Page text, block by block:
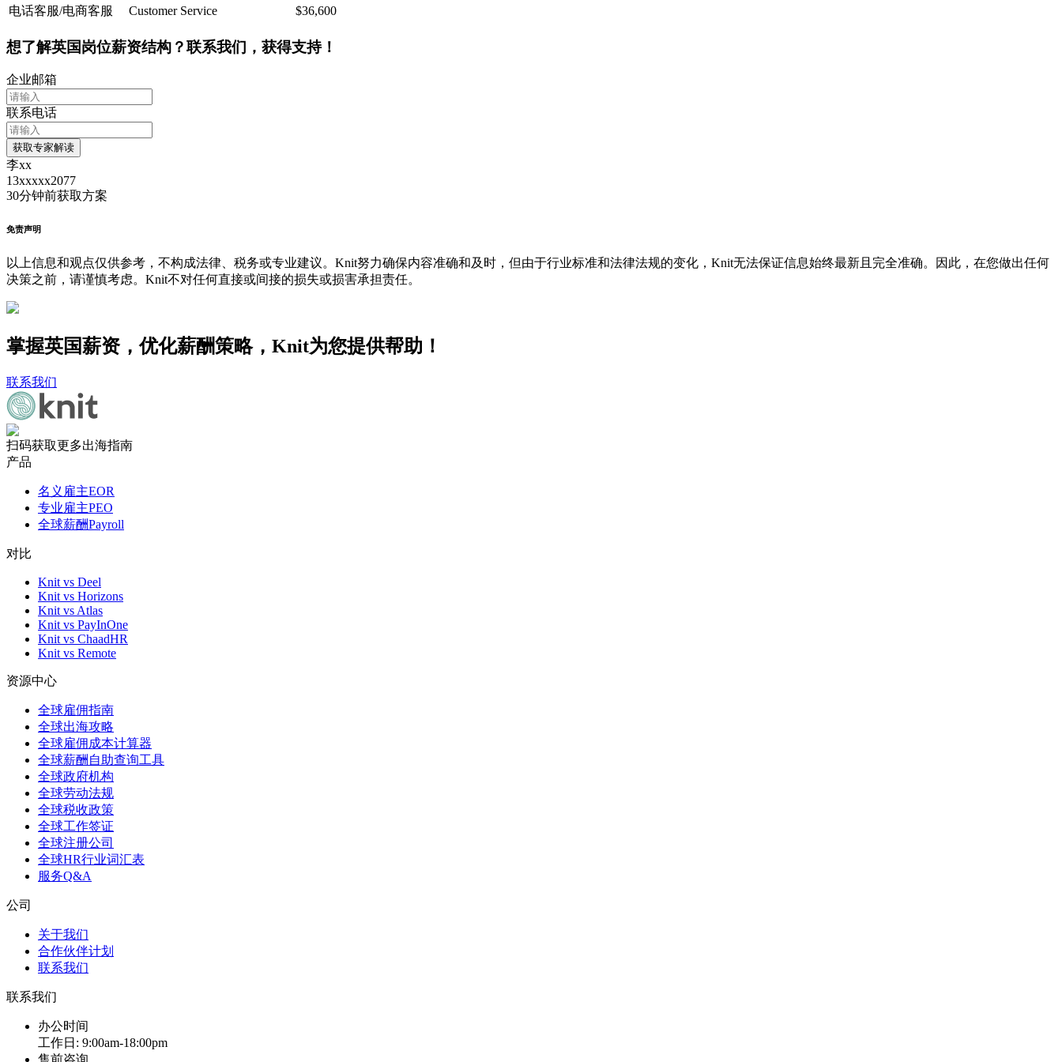
电话客服/电商客服 Customer Service $36,600
想了解英国岗位薪资结构？联系我们，获得支持！
企业邮箱
联系电话
获取专家解读
李xx
13xxxxx2077
30分钟前获取方案
免责声明
以上信息和观点仅供参考，不构成法律、税务或专业建议。Knit努力确保内容准确和及时，但由于行业标准和法律法规的变化，Knit无法保证信息始终最新且完全准确。因此，在您做出任何
决策之前，请谨慎考虑。Knit不对任何直接或间接的损失或损害承担责任。
掌握英国薪资，优化薪酬策略，Knit为您提供帮助！
联系我们
扫码获取更多出海指南
产品
名义雇主EOR
专业雇主PEO
全球薪酬Payroll
对比
Knit vs Deel
Knit vs Horizons
Knit vs Atlas
Knit vs PayInOne
Knit vs ChaadHR
Knit vs Remote
资源中心
全球雇佣指南
全球出海攻略
全球雇佣成本计算器
全球薪酬自助查询工具
全球政府机构
全球劳动法规
全球税收政策
全球工作签证
全球注册公司
全球HR行业词汇表
服务Q&A
公司
关于我们
合作伙伴计划
联系我们
联系我们
办公时间
工作日: 9:00am-18:00pm